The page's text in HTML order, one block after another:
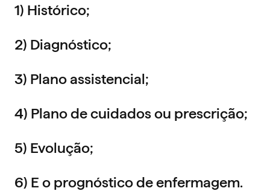
1) Histórico;
2) Diagnóstico;
3) Plano assistencial;
4) Plano de cuidados ou prescrição;
5) Evolução;
6) E o prognóstico de enfermagem.